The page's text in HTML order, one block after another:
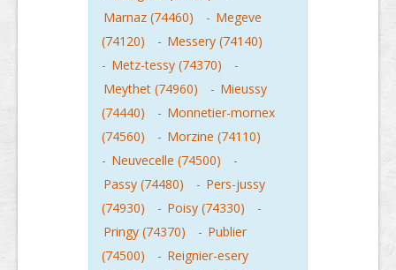
Marnaz (74460)
- Megeve
(74120)
- Messery (74140)
- Metz-tessy (74370)
-
Meythet (74960)
- Mieussy
(74440)
- Monnetier-mornex
(74560)
- Morzine (74110)
- Neuvecelle (74500)
-
Passy (74480)
- Pers-jussy
(74930)
- Poisy (74330)
-
Pringy (74370)
- Publier
(74500)
- Reignier-esery